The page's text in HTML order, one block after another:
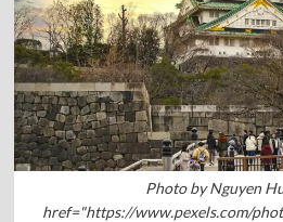
Photo by Nguyen
href="https://www.pexels.com/